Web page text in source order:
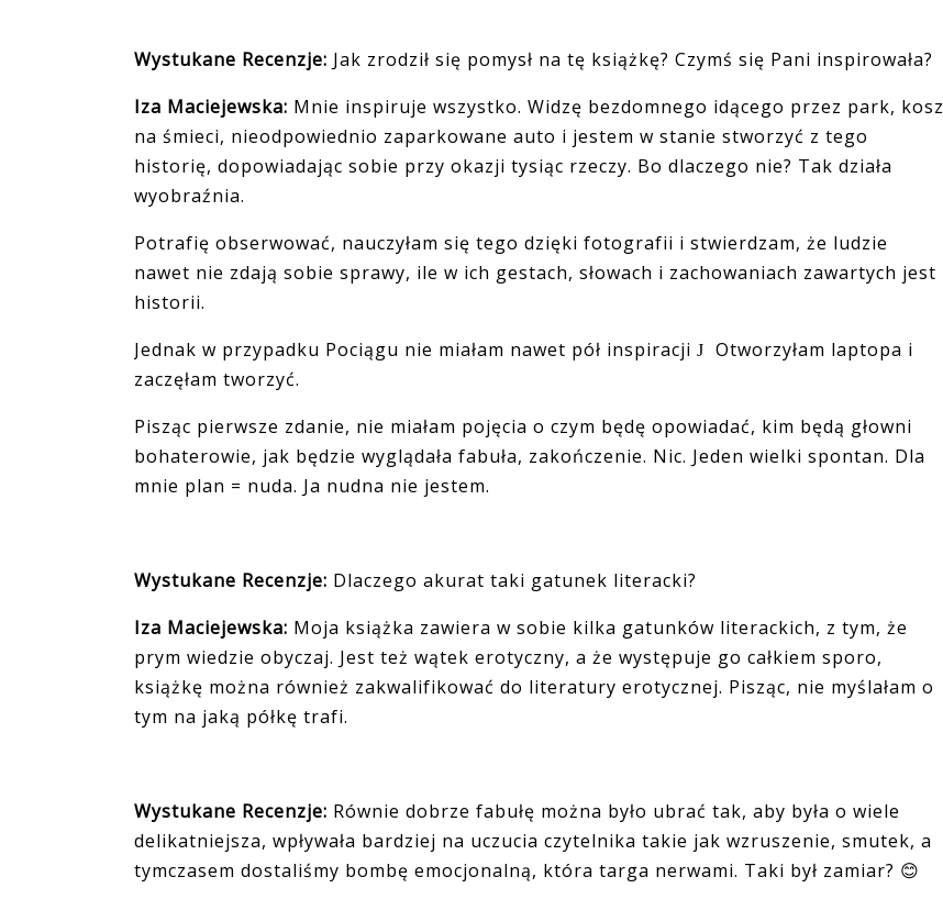
Wystukane Recenzje: Jak zrodził się pomysł na tę książkę? Czymś się Pani inspirowała?
Iza Maciejewska: Mnie inspiruje wszystko. Widzę bezdomnego idącego przez park, kosz
na śmieci, nieodpowiednio zaparkowane auto i jestem w stanie stworzyć z tego
historię, dopowiadając sobie przy okazji tysiąc rzeczy. Bo dlaczego nie? Tak działa
wyobraźnia.
Potrafię obserwować, nauczyłam się tego dzięki fotografii i stwierdzam, że ludzie
nawet nie zdają sobie sprawy, ile w ich gestach, słowach i zachowaniach zawartych jest
historii.
Jednak w przypadku Pociągu nie miałam nawet pół inspiracji J
Otworzyłam laptopa i
zaczęłam tworzyć.
Pisząc pierwsze zdanie, nie miałam pojęcia o czym będę opowiadać, kim będą głowni
bohaterowie, jak będzie wyglądała fabuła, zakończenie. Nic. Jeden wielki spontan. Dla
mnie plan = nuda. Ja nudna nie jestem.
Wystukane Recenzje: Dlaczego akurat taki gatunek literacki?
Iza Maciejewska: Moja książka zawiera w sobie kilka gatunków literackich, z tym, że
prym wiedzie obyczaj. Jest też wątek erotyczny, a że występuje go całkiem sporo,
książkę można również zakwalifikować do literatury erotycznej. Pisząc, nie myślałam o
tym na jaką półkę trafi.
Wystukane Recenzje: Równie dobrze fabułę można było ubrać tak, aby była o wiele
delikatniejsza, wpływała bardziej na uczucia czytelnika takie jak wzruszenie, smutek, a
tymczasem dostaliśmy bombę emocjonalną, która targa nerwami. Taki był zamiar? 😊